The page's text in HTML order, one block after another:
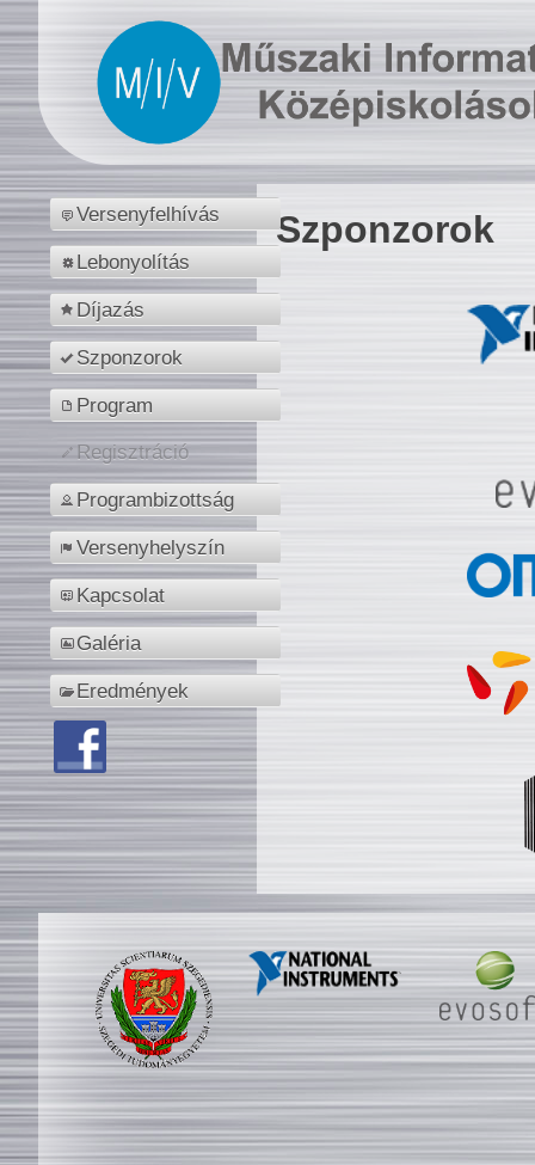
Versenyfelhívás
Lebonyolítás
Díjazás
Szponzorok
Program
Regisztráció
Programbizottság
Versenyhelyszín
Kapcsolat
Galéria
Eredmények
Szponzorok